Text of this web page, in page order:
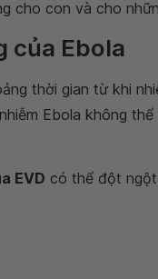
cho con và cho
của Ebola
thời gian từ khi
Ebola không
EVD có thể đột